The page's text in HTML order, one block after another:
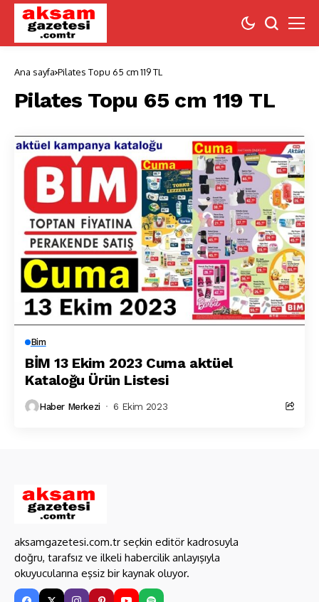
Ana sayfa Pilates Topu 65 cm 119 TL
Pilates Topu 65 cm 119 TL
Bim
BİM 13 Ekim 2023 Cuma aktüel
Kataloğu Ürün Listesi
Haber Merkezi 6 Ekim 2023
aksamgazetesi.com.tr seçkin editör kadrosuyla
doğru, tarafsız ve ilkeli habercilik anlayışıyla
okuyucularına eşsiz bir kaynak oluyor.